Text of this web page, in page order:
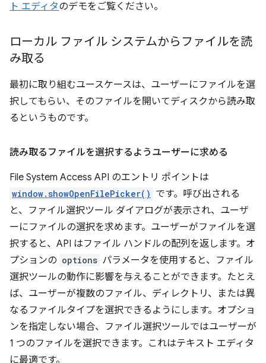
ト エディタのデモをご覧ください。
ローカル ファイル システムからファイルを読
み取る
最初に取り組むユースケースは、ユーザーにファイルを選
択してもらい、そのファイルを開いてディスクから読み取
るというものです。
読み取るファイルを選択するようユーザーに求める
File System Access API のエントリ ポイントは
window.showOpenFilePicker() です。呼び出される
と、ファイル選択ツール ダイアログが表示され、ユーザ
ーにファイルの選択を求めます。ユーザーがファイルを選
択すると、API はファイル ハンドルの配列を返します。オ
プションの options パラメータを使用すると、ファイル
選択ツールの動作に影響を与えることができます。たとえ
ば、ユーザーが複数のファイル、ディレクトリ、または異
なるファイルタイプを選択できるようにします。オプショ
ンを指定しない場合、ファイル選択ツールではユーザーが
1 つのファイルを選択できます。これはテキスト エディタ
に最適です。